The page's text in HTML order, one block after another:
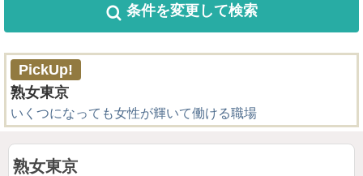
条件を変更して検索
PickUp!
熟女東京
いくつになっても女性が輝いて働ける職場
熟女東京